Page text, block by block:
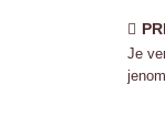
Je